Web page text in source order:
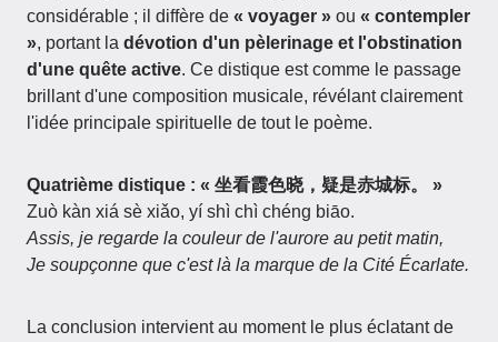
considérable ; il diffère de « voyager » ou « contempler
», portant la dévotion d'un pèlerinage et l'obstination
d'une quête active. Ce distique est comme le passage
brillant d'une composition musicale, révélant clairement
l'idée principale spirituelle de tout le poème.
Quatrième distique : « 坐看霞色晓，疑是赤城标。 »
Zuò kàn xiá sè xiǎo, yí shì chì chéng biāo.
Assis, je regarde la couleur de l'aurore au petit matin,
Je soupçonne que c'est là la marque de la Cité Écarlate.
La conclusion intervient au moment le plus éclatant de